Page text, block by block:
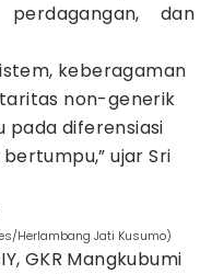
dan
keberagaman
non-generik
pada diferensiasi
ujar Sri
Herlambang Jati Kusumo)
GKR Mangkubumi